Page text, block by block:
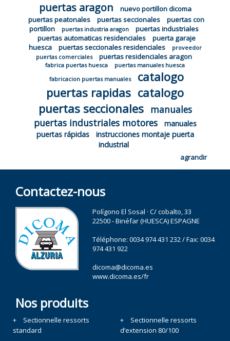
puertas aragon
nuevo portillon dicoma
puertas peatonales
puertas seccionales
puertas con
portillon
puertas industria aragon
puertas industriales
puertas automaticas residenciales
puerta garaje
huesca
puertas seccionales residenciales
proveedor
puertas comerciales
puertas residenciales aragon
fabrica puertas huesca
puertas manuales huesca
fabricacion puertas manuales
catalogo
puertas rapidas catalogo
puertas seccionales
manuales
puertas industriales motores
manuales
puertas rápidas
instrucciones montaje puerta
industrial
agrandir
Contactez-nous
Polígono El Sosal · C/ cobalto, 33
22500 - Binéfar (HUESCA) ESPAGNE
Téléphone: 0034 974 431 232/ Fax: 0034
974 431 922
dicoma@dicoma.es
www.dicoma.es/fr
Nos produits
Sectionnelle ressorts
standard
Sectionnelle ressorts
d’extension 80/100